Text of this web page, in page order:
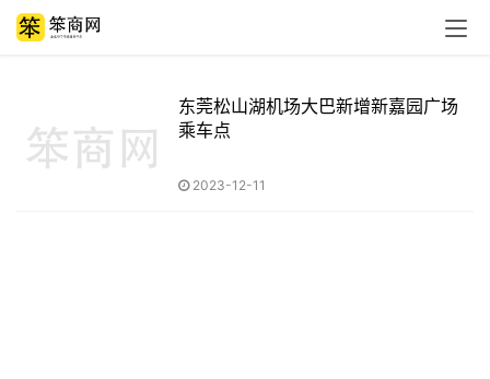
东莞松山湖机场大巴新增新嘉园广场
乘车点
2023-12-11